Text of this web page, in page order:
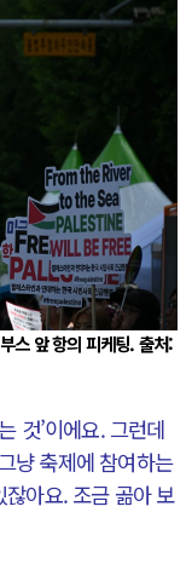
스 앞 항의 피케팅. 출처:
것’이에요. 그런데
냥 축제에 참여하는
아요. 조금 곪아 보